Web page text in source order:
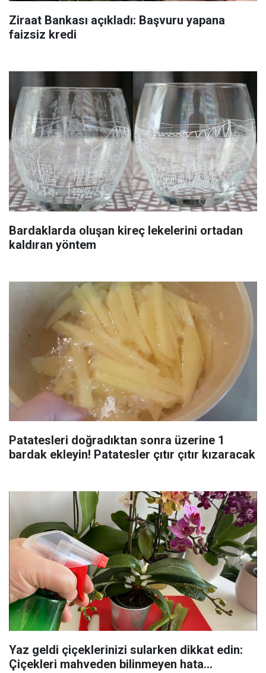
Ziraat Bankası açıkladı: Başvuru yapana
faizsiz kredi
Bardaklarda oluşan kireç lekelerini ortadan
kaldıran yöntem
Patatesleri doğradıktan sonra üzerine 1
bardak ekleyin! Patatesler çıtır çıtır kızaracak
Yaz geldi çiçeklerinizi sularken dikkat edin:
Çiçekleri mahveden bilinmeyen hata...